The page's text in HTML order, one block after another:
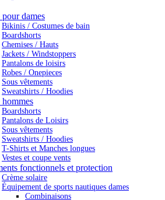
dames
Bikinis / Costumes de bain
Boardshorts
Chemises / Hauts
Jackets / Windstoppers
Pantalons de loisirs
Robes / Onepieces
Sous vêtements
Sweatshirts / Hoodies
Boardshorts
Pantalons de Loisirs
Sous vêtements
Sweatshirts / Hoodies
T-Shirts et Manches longues
Vestes et coupe vents
fonctionnels et protection
Crème solaire
Équipement de sports nautiques dames
Combinaisons